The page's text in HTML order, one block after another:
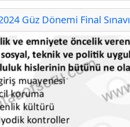
Güz Dönemi Final Sınavı